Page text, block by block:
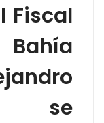
Fiscal
se